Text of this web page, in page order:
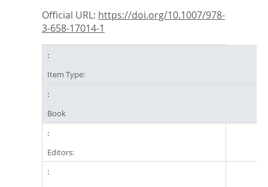
Official URL: https://doi.org/10.1007/978-
3-658-17014-1
Item Type:
Book
Editors: